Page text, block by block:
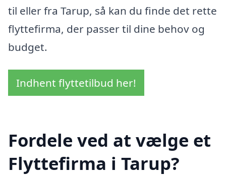
til eller fra Tarup, så kan du finde det rette
flyttefirma, der passer til dine behov og
budget.
Indhent flyttetilbud her!
Fordele ved at vælge et
Flyttefirma i Tarup?